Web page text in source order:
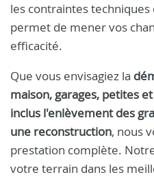
les contraintes techniques
permet de mener vos
efficacité.
Que vous envisagiez la
maison, garages, petites
inclus l'enlèvement des
une reconstruction, nous
prestation complète.
votre terrain dans les